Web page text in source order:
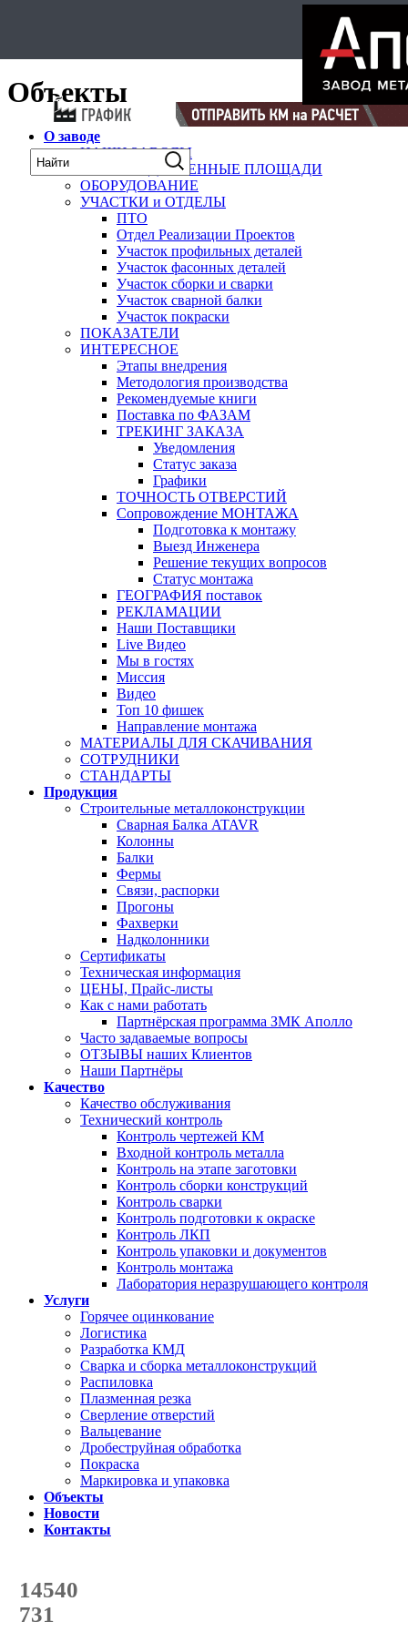
Объекты
О заводе
НАШИ ЗАВОДЫ
ПРОИЗВОДСТВЕННЫЕ ПЛОЩАДИ
ОБОРУДОВАНИЕ
УЧАСТКИ и ОТДЕЛЫ
ПТО
Отдел Реализации Проектов
Участок профильных деталей
Участок фасонных деталей
Участок сборки и сварки
Участок сварной балки
Участок покраски
ПОКАЗАТЕЛИ
ИНТЕРЕСНОЕ
Этапы внедрения
Методология производства
Рекомендуемые книги
Поставка по ФАЗАМ
ТРЕКИНГ ЗАКАЗА
Уведомления
Статус заказа
Графики
ТОЧНОСТЬ ОТВЕРСТИЙ
Сопровождение МОНТАЖА
Подготовка к монтажу
Выезд Инженера
Решение текущих вопросов
Статус монтажа
ГЕОГРАФИЯ поставок
РЕКЛАМАЦИИ
Наши Поставщики
Live Видео
Мы в гостях
Миссия
Видео
Топ 10 фишек
Направление монтажа
МАТЕРИАЛЫ ДЛЯ СКАЧИВАНИЯ
СОТРУДНИКИ
СТАНДАРТЫ
Продукция
Строительные металлоконструкции
Сварная Балка ATAVR
Колонны
Балки
Фермы
Связи, распорки
Прогоны
Фахверки
Надколонники
Сертификаты
Техническая информация
ЦЕНЫ, Прайс-листы
Как с нами работать
Партнёрская программа ЗМК Аполло
Часто задаваемые вопросы
ОТЗЫВЫ наших Клиентов
Наши Партнёры
Качество
Качество обслуживания
Технический контроль
Контроль чертежей КМ
Входной контроль металла
Контроль на этапе заготовки
Контроль сборки конструкций
Контроль сварки
Контроль подготовки к окраске
Контроль ЛКП
Контроль упаковки и документов
Контроль монтажа
Лаборатория неразрушающего контроля
Услуги
Горячее оцинкование
Логистика
Разработка КМД
Сварка и сборка металлоконструкций
Распиловка
Плазменная резка
Сверление отверстий
Вальцевание
Дробеструйная обработка
Покраска
Маркировка и упаковка
Объекты
Новости
Контакты
14540
с начала года
731
с начала месяца